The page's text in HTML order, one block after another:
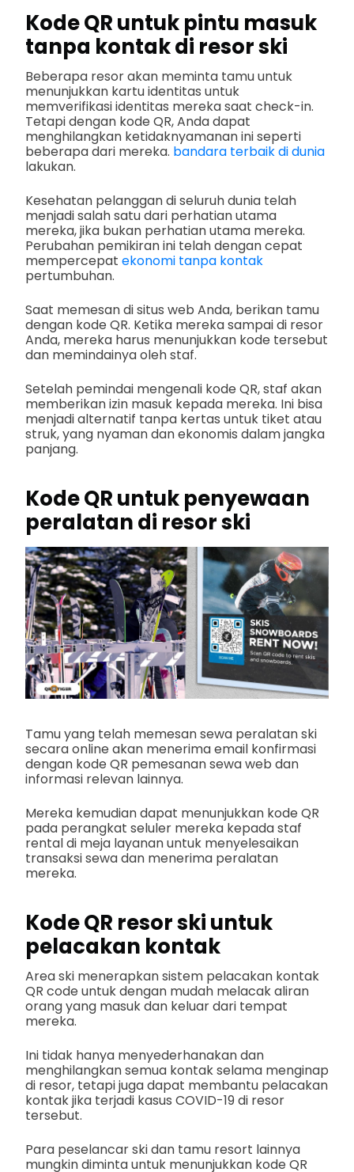
Kode QR untuk pintu masuk
tanpa kontak di resor ski
Beberapa resor akan meminta tamu untuk
menunjukkan kartu identitas untuk
memverifikasi identitas mereka saat check-in.
Tetapi dengan kode QR, Anda dapat
menghilangkan ketidaknyamanan ini seperti
beberapa dari mereka. bandara terbaik di dunia
lakukan.
Kesehatan pelanggan di seluruh dunia telah
menjadi salah satu dari perhatian utama
mereka, jika bukan perhatian utama mereka.
Perubahan pemikiran ini telah dengan cepat
mempercepat ekonomi tanpa kontak
pertumbuhan.
Saat memesan di situs web Anda, berikan tamu
dengan kode QR. Ketika mereka sampai di resor
Anda, mereka harus menunjukkan kode tersebut
dan memindainya oleh staf.
Setelah pemindai mengenali kode QR, staf akan
memberikan izin masuk kepada mereka. Ini bisa
menjadi alternatif tanpa kertas untuk tiket atau
struk, yang nyaman dan ekonomis dalam jangka
panjang.
Kode QR untuk penyewaan
peralatan di resor ski
Tamu yang telah memesan sewa peralatan ski
secara online akan menerima email konfirmasi
dengan kode QR pemesanan sewa web dan
informasi relevan lainnya.
Mereka kemudian dapat menunjukkan kode QR
pada perangkat seluler mereka kepada staf
rental di meja layanan untuk menyelesaikan
transaksi sewa dan menerima peralatan
mereka.
Kode QR resor ski untuk
pelacakan kontak
Area ski menerapkan sistem pelacakan kontak
QR code untuk dengan mudah melacak aliran
orang yang masuk dan keluar dari tempat
mereka.
Ini tidak hanya menyederhanakan dan
menghilangkan semua kontak selama menginap
di resor, tetapi juga dapat membantu pelacakan
kontak jika terjadi kasus COVID-19 di resor
tersebut.
Para peselancar ski dan tamu resort lainnya
mungkin diminta untuk menunjukkan kode QR